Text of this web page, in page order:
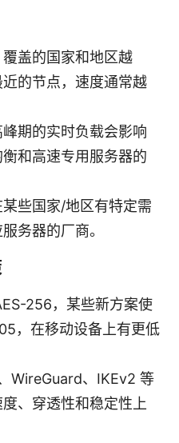
盖的国家和地区越
的节点，速度通常越
期的实时负载会影响
和高速专用服务器的
些国家/地区有特定需
务器的厂商。
256，某些新方案使
，在移动设备上有更低
WireGuard、IKEv2 等
、穿透性和稳定性上